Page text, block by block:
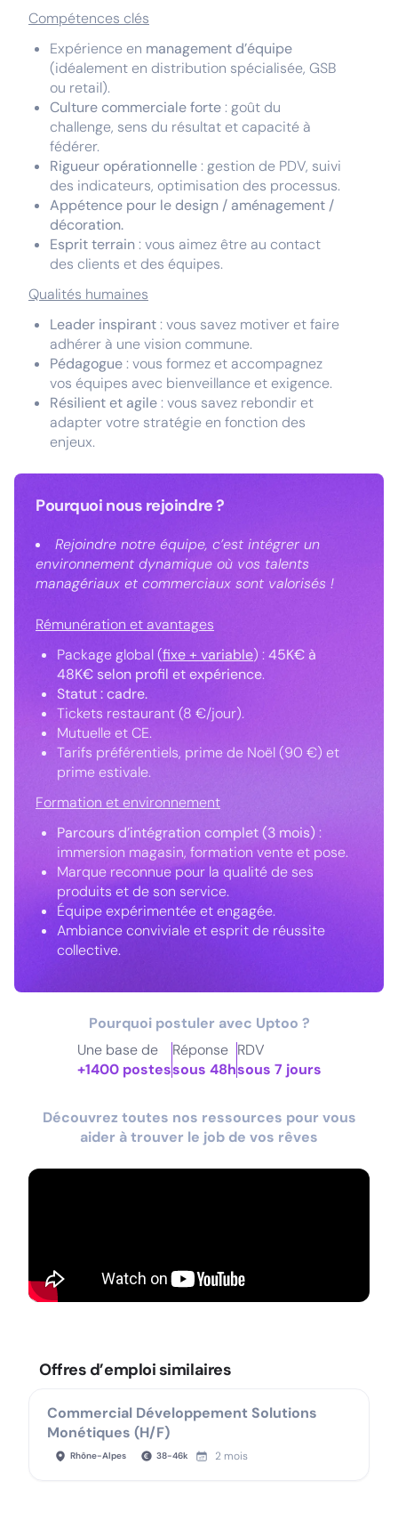
Compétences clés
Expérience en management d’équipe
(idéalement en distribution spécialisée, GSB
ou retail).
Culture commerciale forte: goût du
challenge, sens du résultat et capacité à
fédérer.
Rigueur opérationnelle: gestion de PDV, suivi
des indicateurs, optimisation des processus.
Appétence pour le design / aménagement /
décoration.
Esprit terrain: vous aimez être au contact
des clients et des équipes.
Qualités humaines
Leader inspirant: vous savez motiver et faire
adhérer à une vision commune.
Pédagogue: vous formez et accompagnez
vos équipes avec bienveillance et exigence.
Résilient et agile: vous savez rebondir et
adapter votre stratégie en fonction des
enjeux.
Pourquoi nous rejoindre ?
Rejoindre notre équipe, c’est intégrer un
environnement dynamique où vos talents
managériaux et commerciaux sont valorisés !
Rémunération et avantages
Package global (fixe + variable) :45K€ à
48K€ selon profil et expérience.
Statut : cadre.
Tickets restaurant (8 €/jour).
Mutuelle et CE.
Tarifs préférentiels, prime de Noël (90 €) et
prime estivale.
Formation et environnement
Parcours d’intégration complet (3 mois):
immersion magasin, formation vente et pose.
Marque reconnue pour la qualité de ses
produits et de son service.
Équipe expérimentée et engagée.
Ambiance conviviale et esprit de réussite
collective.
Pourquoi postuler avec Uptoo ?
Une base de
+1400 postes
Réponse
sous 48h
RDV
sous 7 jours
Découvrez toutes nos ressources pour vous
aider à trouver le job de vos rêves
Offres d’emploi similaires
Commercial Développement Solutions
Monétiques (H/F)
Rhône-Alpes 38-46k 2 mois